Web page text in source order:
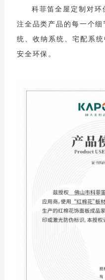
科菲笛全屋定制对环
注全品类产品的每一个
统、收纳系统、宅配系
安全环保。